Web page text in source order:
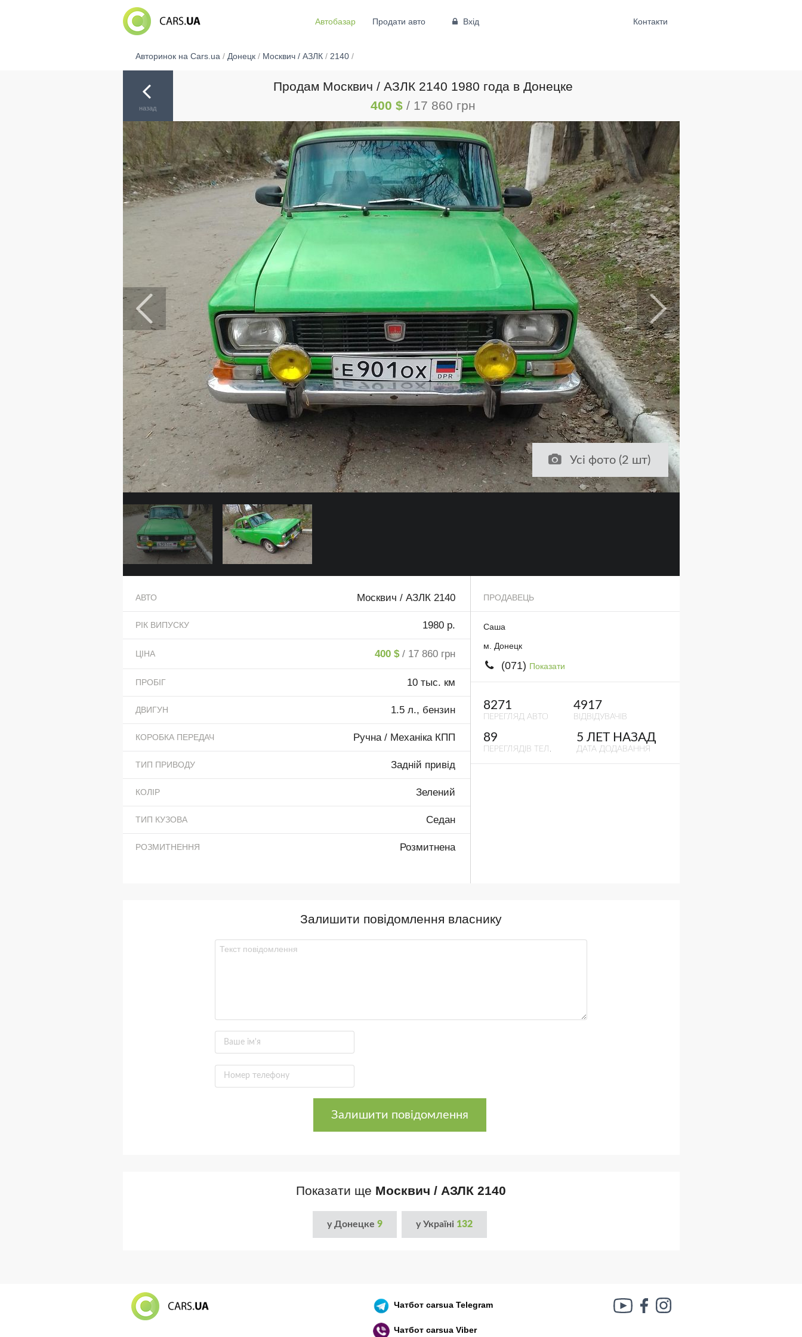
Автобазар Продати авто Вхід Контакти
Авторинок на Cars.ua / Донецк/ Москвич / АЗЛК/ 2140/
назад
Продам Москвич / АЗЛК 2140 1980 года в Донецке
400 $ / 17 860 грн
Усі фото (2 шт)
АВТО Москвич / АЗЛК 2140
РІК ВИПУСКУ 1980 р.
ЦІНА 400 $ / 17 860 грн
ПРОБІГ 10 тыс. км
ДВИГУН 1.5 л., бензин
КОРОБКА ПЕРЕДАЧ Ручна / Механіка КПП
ТИП ПРИВОДУ Задній привід
КОЛІР Зелений
ТИП КУЗОВА Седан
РОЗМИТНЕННЯ Розмитнена
ПРОДАВЕЦЬ
Саша
м. Донецк
(071) Показати
8271
ПЕРЕГЛЯД АВТО
4917
ВІДВІДУВАЧІВ
89
ПЕРЕГЛЯДІВ ТЕЛ.
5 ЛЕТ НАЗАД
ДАТА ДОДАВАННЯ
Залишити повідомлення власнику
Залишити повідомлення
Показати ще Москвич / АЗЛК 2140
у Донецке 9 у Україні 132
Чатботcarsua Telegram
Чатботcarsua Viber